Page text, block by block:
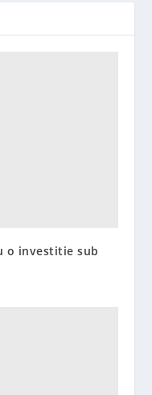
o investitie sub